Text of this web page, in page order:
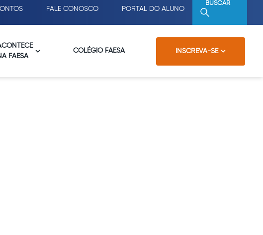
FALE CONOSCO PORTAL DO ALUNO
BUSCAR
INSCREVA-SE
FAESA
COLÉGIO FAESA